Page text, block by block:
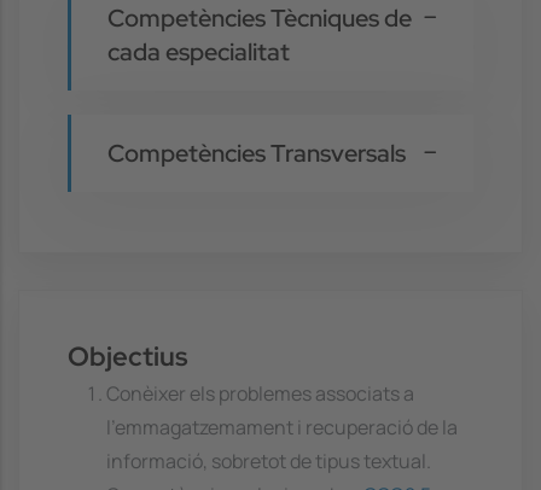
Competències Tècniques de
cada especialitat
Competències Transversals
Objectius
Conèixer els problemes associats a
l'emmagatzemament i recuperació de la
informació, sobretot de tipus textual.